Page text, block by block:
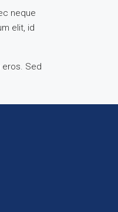
neque
elit, id
eros. Sed